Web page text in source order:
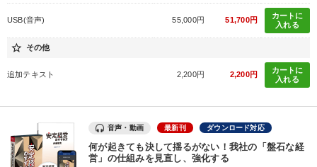
USB(音声) 55,000円 51,700円
カートに
入れる
star_border その他
追加テキスト 2,200円 2,200円
カートに
入れる
音声・動画 最新刊 ダウンロード対応
何が起きても決して揺るがない！我社の「盤石な経
営」の仕組みを見直し、強化する